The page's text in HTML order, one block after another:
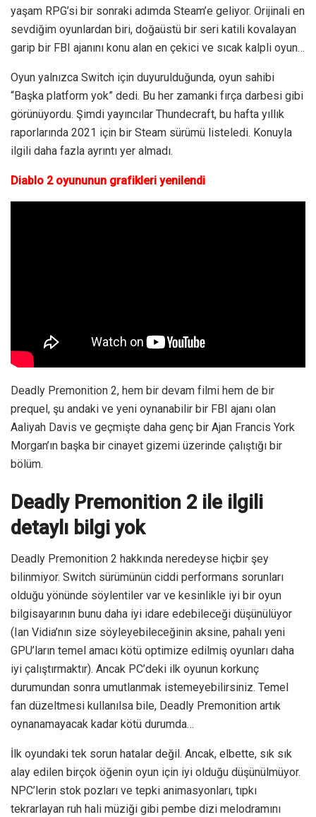
yaşam RPG’si bir sonraki adımda Steam’e geliyor. Orijinali en
sevdiğim oyunlardan biri, doğaüstü bir seri katili kovalayan
garip bir FBI ajanını konu alan en çekici ve sıcak kalpli oyun…
Oyun yalnızca Switch için duyurulduğunda, oyun sahibi
“Başka platform yok” dedi. Bu her zamanki fırça darbesi gibi
görünüyordu. Şimdi yayıncılar Thundecraft, bu hafta yıllık
raporlarında 2021 için bir Steam sürümü listeledi. Konuyla
ilgili daha fazla ayrıntı yer almadı.
Diablo 2 oyununun grafikleri yenilendi
Deadly Premonition 2, hem bir devam filmi hem de bir
prequel, şu andaki ve yeni oynanabilir bir FBI ajanı olan
Aaliyah Davis ve geçmişte daha genç bir Ajan Francis York
Morgan’ın başka bir cinayet gizemi üzerinde çalıştığı bir
bölüm.
Deadly Premonition 2 ile ilgili
detaylı bilgi yok
Deadly Premonition 2 hakkında neredeyse hiçbir şey
bilinmiyor. Switch sürümünün ciddi performans sorunları
olduğu yönünde söylentiler var ve kesinlikle iyi bir oyun
bilgisayarının bunu daha iyi idare edebileceği düşünülüyor
(Ian Vidia’nın size söyleyebileceğinin aksine, pahalı yeni
GPU’ların temel amacı kötü optimize edilmiş oyunları daha
iyi çalıştırmaktır). Ancak PC’deki ilk oyunun korkunç
durumundan sonra umutlanmak istemeyebilirsiniz. Temel
fan düzeltmesi kullanılsa bile, Deadly Premonition artık
oynanamayacak kadar kötü durumda…
İlk oyundaki tek sorun hatalar değil. Ancak, elbette, sık sık
alay edilen birçok öğenin oyun için iyi olduğu düşünülmüyor.
NPC’lerin stok pozları ve tepki animasyonları, tıpkı
tekrarlayan ruh hali müziği gibi pembe dizi melodramını